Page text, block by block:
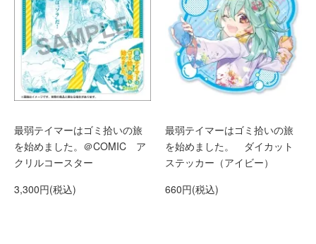
最弱テイマーはゴミ拾いの旅
を始めました。＠COMIC ア
クリルコースター
3,300円(税込)
最弱テイマーはゴミ拾いの旅
を始めました。 ダイカット
ステッカー（アイビー）
660円(税込)